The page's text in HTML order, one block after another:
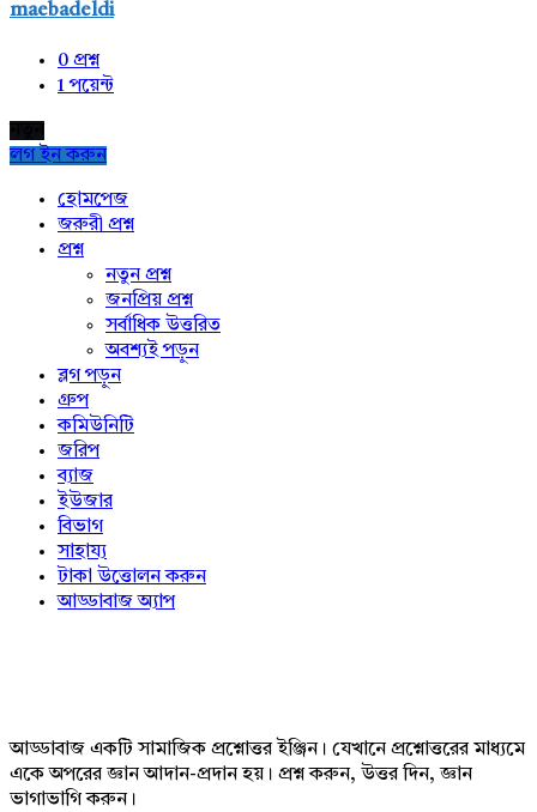
maebadeldi
0 প্রশ্ন
1পয়েন্ট
লগ ইন করুন
Exploreহোমপেজ
জরুরী প্রশ্ন
প্রশ্ন
নতুন প্রশ্ন
জনপ্রিয় প্রশ্ন
সর্বাধিক উত্তরিত
অবশ্যই পড়ুন
ব্লগ পড়ুন
গ্রুপ
কমিউনিটি
জরিপ
ব্যাজ
ইউজার
বিভাগ
সাহায্য
টাকা উত্তোলন করুন
আড্ডাবাজ অ্যাপ
আড্ডাবাজ একটি সামাজিক প্রশ্নোত্তর ইঞ্জিন। যেখানে প্রশ্নোত্তরের মাধ্যমে
একে অপরের জ্ঞান আদান-প্রদান হয়। প্রশ্ন করুন, উত্তর দিন, জ্ঞান
ভাগাভাগি করুন।